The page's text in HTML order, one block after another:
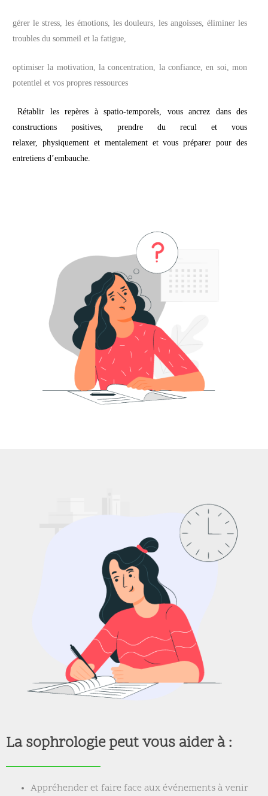
gérer le stress, les émotions, les douleurs, les angoisses, éliminer les
troubles du sommeil et la fatigue,
optimiser la motivation, la concentration, la confiance, en soi, mon
potentiel et vos propres ressources
Rétablir les repères à spatio-temporels, vous ancrez dans des
constructions positives, prendre du recul et vous
relaxer, physiquement et mentalement et vous préparer pour des
entretiens d’embauche.
La sophrologie peut vous aider à :
Appréhender et faire face aux événements à venir